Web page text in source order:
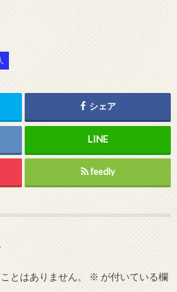
シェア
feedly
とはありません。 ※ が付いている欄